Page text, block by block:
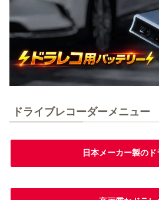
ドライブレコーダーメニュー
日本メーカー製のド